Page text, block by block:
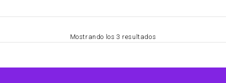
Mostrando los 3 resultados